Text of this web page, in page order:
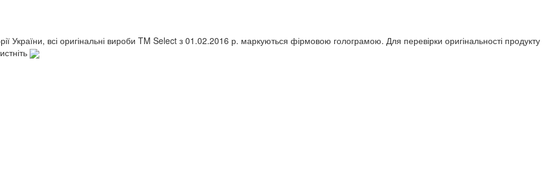
України, всі оригінальні вироби TM Select з 01.02.2016 р. маркуються фірмовою голограмою. Для перевірки оригінальності продукту